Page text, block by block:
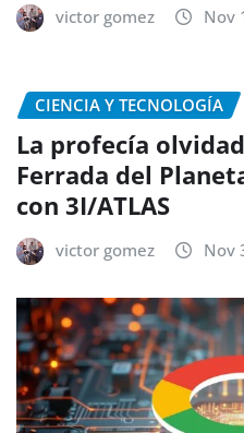
victor gomez Nov
CIENCIA Y TECNOLOGÍA
La profecía
Ferrada del
con 3I/ATLAS
victor gomez Nov